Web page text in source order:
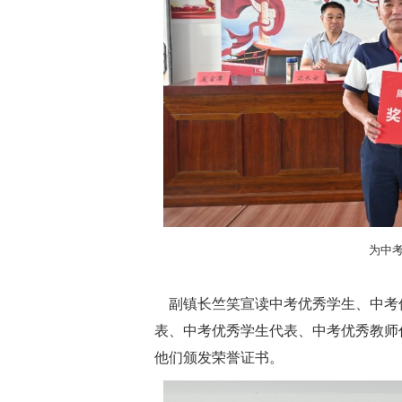
为中
副镇长竺笑宣读中考优秀学生、中
表、中考优秀学生代表、中考优秀教
他们颁发荣誉证书。